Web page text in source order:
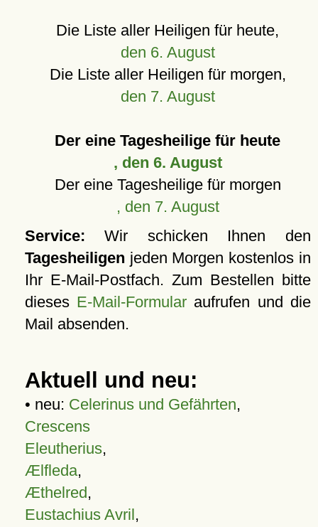
Die Liste aller Heiligen für heute,
den 6. August
Die Liste aller Heiligen für morgen,
den 7. August
Der eine Tagesheilige für heute
, den 6. August
Der eine Tagesheilige für morgen
, den 7. August
Service: Wir schicken Ihnen den
Tagesheiligen jeden Morgen kostenlos in
Ihr E-Mail-Postfach. Zum Bestellen bitte
dieses E-Mail-Formular aufrufen und die
Mail absenden.
Aktuell und neu:
• neu: Celerinus und Gefährten,
Crescens
Eleutherius,
Ælfleda,
Æthelred,
Eustachius Avril,